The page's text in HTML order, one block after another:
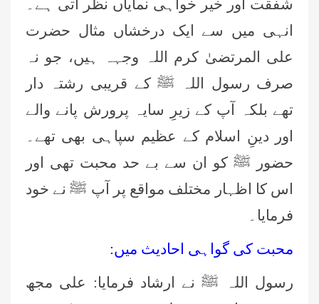
شفقت اور خیر خواہی نمایاں نظر آتی ہے۔
انہی میں سے ایک درخشاں مثال حضرت
علی المرتضیٰ کرم اللہ وجہہ ہیں، جو نہ
صرف رسول اللہ ﷺ کے قریبی رشتہ دار
تھے بلکہ آپ کے زیرِ سایہ پرورش پانے والے
اور دینِ اسلام کے عظیم سپاہی بھی تھے۔
حضور ﷺ کو ان سے بے حد محبت تھی اور
اس کا اظہار مختلف مواقع پر آپ ﷺ نے خود
فرمایا۔
محبت کی گواہی احادیث میں:
رسول اللہ ﷺ نے ارشاد فرمایا: علی مجھ